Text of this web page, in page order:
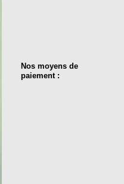
Nos moyens de
paiement :